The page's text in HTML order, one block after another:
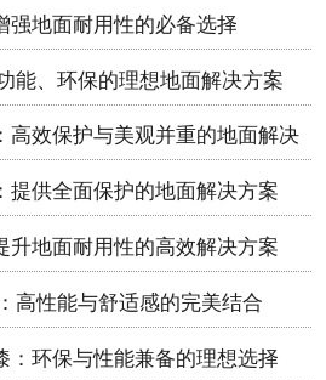
强地面耐用性的必备选择
能、环保的理想地面解决方案
高效保护与美观并重的地面解决
提供全面保护的地面解决方案
升地面耐用性的高效解决方案
高性能与舒适感的完美结合
：环保与性能兼备的理想选择